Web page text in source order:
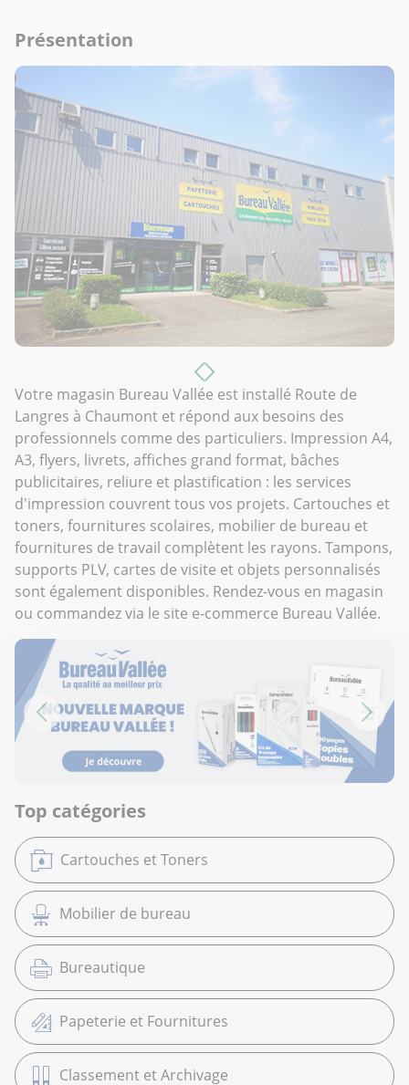
Présentation
Votre magasin Bureau Vallée est installé Route de
Langres à Chaumont et répond aux besoins des
professionnels comme des particuliers. Impression A4,
A3, flyers, livrets, affiches grand format, bâches
publicitaires, reliure et plastification : les services
d'impression couvrent tous vos projets. Cartouches et
toners, fournitures scolaires, mobilier de bureau et
fournitures de travail complètent les rayons. Tampons,
supports PLV, cartes de visite et objets personnalisés
sont également disponibles. Rendez-vous en magasin
ou commandez via le site e-commerce Bureau Vallée.
Top catégories
Cartouches et Toners
Mobilier de bureau
Bureautique
Papeterie et Fournitures
Classement et Archivage